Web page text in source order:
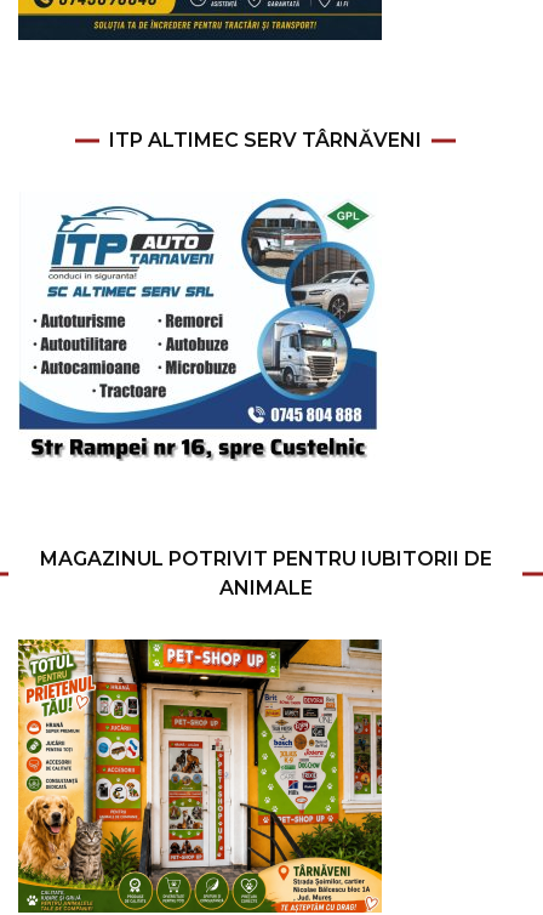
ITP ALTIMEC SERV TÂRNĂVENI
MAGAZINUL POTRIVIT PENTRU IUBITORII DE
ANIMALE